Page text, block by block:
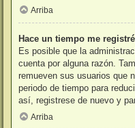
Arriba
Hace un tiempo me
Es posible que la
cuenta por alguna razón.
remueven sus usuarios que
periodo de tiempo para
así, registrese de nuevo y
Arriba